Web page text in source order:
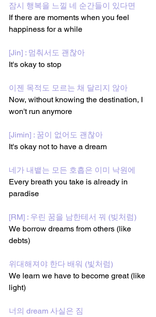
잠시 행복을 느낄 네 순간들이 있다면
If there are moments when you feel
happiness for a while
[Jin] : 멈춰서도 괜찮아
It's okay to stop
이젠 목적도 모르는 채 달리지 않아
Now, without knowing the destination, I
won't run anymore
[Jimin] : 꿈이 없어도 괜찮아
It's okay not to have a dream
네가 내뱉는 모든 호흡은 이미 낙원에
Every breath you take is already in
paradise
[RM] : 우린 꿈을 남한테서 꿔 (빚처럼)
We borrow dreams from others (like
debts)
위대해져야 한다 배워 (빛처럼)
We learn we have to become great (like
light)
너의 dream 사실은 짐